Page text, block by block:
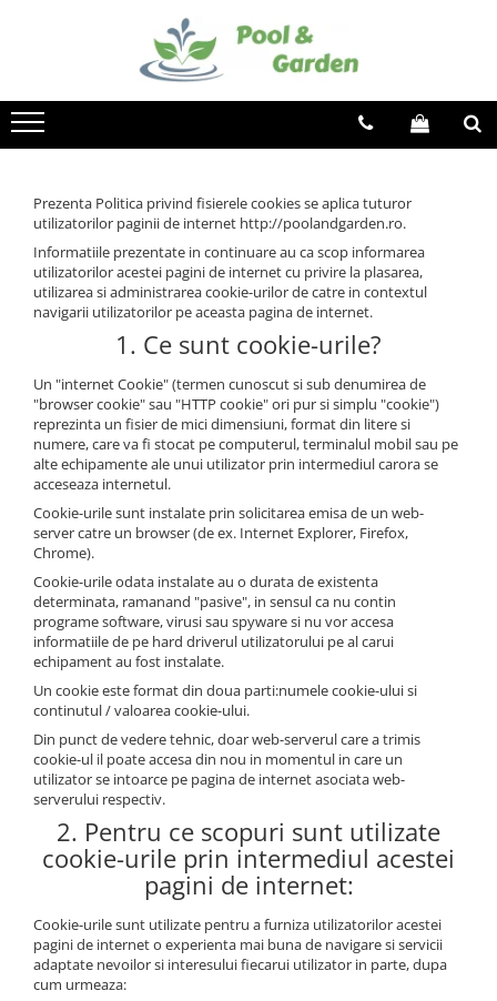
Toate Produsele
PISCINE
Piscine supraterane
Piscine cu cadru metalic
Piscine compozit
Tratamente Piscina
Controlul algelor
Floculare
Suport aditional
Testare
Echipamente si accesorii Piscina
Accesorii Piscina
Acoperire piscina
Dusuri solare
Filtrare piscina
Iluminat piscina
Incalzire piscina
WELLNESS SPA
Saune
Saune traditionale
Minipiscine
Minipiscine gonflabile
Minipiscine rigide
Accesorii minipiscine
Intretinere minipiscine
GRATARE
Prezenta Politica privind fisierele cookies se aplica tuturor
utilizatorilor paginii de internet http://poolandgarden.ro.
Informatiile prezentate in continuare au ca scop informarea
utilizatorilor acestei pagini de internet cu privire la plasarea,
utilizarea si administrarea cookie-urilor de catre in contextul
navigarii utilizatorilor pe aceasta pagina de internet.
1. Ce sunt cookie-urile?
Un "internet Cookie" (termen cunoscut si sub denumirea de
"browser cookie" sau "HTTP cookie" ori pur si simplu "cookie")
reprezinta un fisier de mici dimensiuni, format din litere si
numere, care va fi stocat pe computerul, terminalul mobil sau pe
alte echipamente ale unui utilizator prin intermediul carora se
acceseaza internetul.
Cookie-urile sunt instalate prin solicitarea emisa de un web-
server catre un browser (de ex. Internet Explorer, Firefox,
Chrome).
Cookie-urile odata instalate au o durata de existenta
determinata, ramanand "pasive", in sensul ca nu contin
programe software, virusi sau spyware si nu vor accesa
informatiile de pe hard driverul utilizatorului pe al carui
echipament au fost instalate.
Un cookie este format din doua parti:numele cookie-ului si
continutul / valoarea cookie-ului.
Din punct de vedere tehnic, doar web-serverul care a trimis
cookie-ul il poate accesa din nou in momentul in care un
utilizator se intoarce pe pagina de internet asociata web-
serverului respectiv.
2. Pentru ce scopuri sunt utilizate
cookie-urile prin intermediul acestei
pagini de internet:
Cookie-urile sunt utilizate pentru a furniza utilizatorilor acestei
pagini de internet o experienta mai buna de navigare si servicii
adaptate nevoilor si interesului fiecarui utilizator in parte, dupa
cum urmeaza: